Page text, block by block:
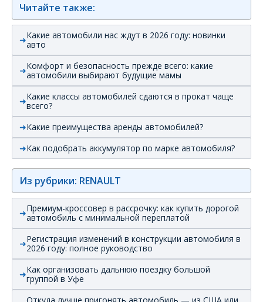
Читайте также:
Какие автомобили нас ждут в 2026 году: новинки
авто
Комфорт и безопасность прежде всего: какие
автомобили выбирают будущие мамы
Какие классы автомобилей сдаются в прокат чаще
всего?
Какие преимущества аренды автомобилей?
Как подобрать аккумулятор по марке автомобиля?
Из рубрики: RENAULT
Премиум-кроссовер в рассрочку: как купить дорогой
автомобиль с минимальной переплатой
Регистрация изменений в конструкции автомобиля в
2026 году: полное руководство
Как организовать дальнюю поездку большой
группой в Уфе